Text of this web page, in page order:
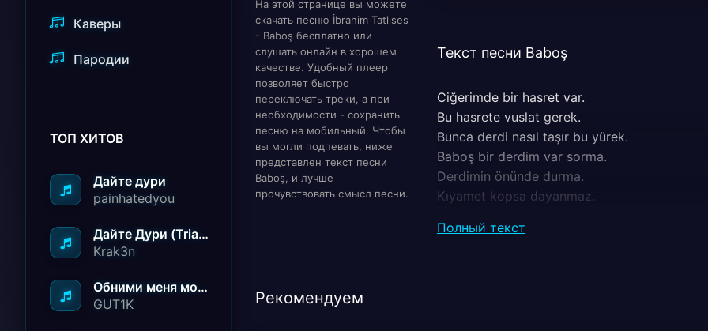
Каверы
Пародии
ТОП ХИТОВ
Дайте дури
painhatedyou
Дайте Дури (Triad Remix)
Krak3n
Обними меня молча ничего не говори
GUT1K
На этой странице вы можете
скачать песню İbrahim Tatlıses
- Baboş бесплатно или
слушать онлайн в хорошем
качестве. Удобный плеер
позволяет быстро
переключать треки, а при
необходимости - сохранить
песню на мобильный. Чтобы
вы могли подпевать, ниже
представлен текст песни
Baboş, и лучше
прочувствовать смысл песни.
Текст песни Baboş
Ciğerimde bir hasret var.
Bu hasrete vuslat gerek.
Bunca derdi nasıl taşır bu yürek.
Baboş bir derdim var sorma.
Derdimin önünde durma.
Kıyamet kopsa dayanmaz.
Bu dünyadan el çekmişim.
Полный текст
Рекомендуем